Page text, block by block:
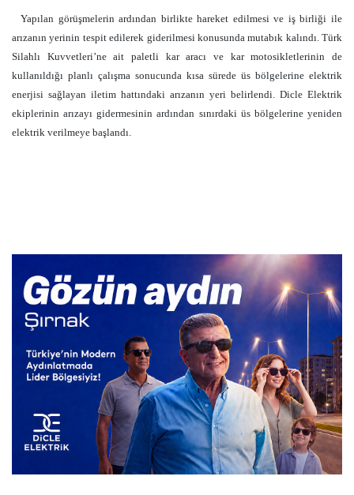
Yapılan görüşmelerin ardından birlikte hareket edilmesi ve iş birliği ile
arızanın yerinin tespit edilerek giderilmesi konusunda mutabık kalındı. Türk
Silahlı Kuvvetleri’ne ait paletli kar aracı ve kar motosikletlerinin de
kullanıldığı planlı çalışma sonucunda kısa sürede üs bölgelerine elektrik
enerjisi sağlayan iletim hattındaki arızanın yeri belirlendi. Dicle Elektrik
ekiplerinin arızayı gidermesinin ardından sınırdaki üs bölgelerine yeniden
elektrik verilmeye başlandı.